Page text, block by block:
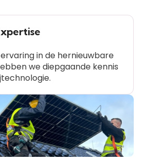
in de hernieuwbare
we diepgaande kennis